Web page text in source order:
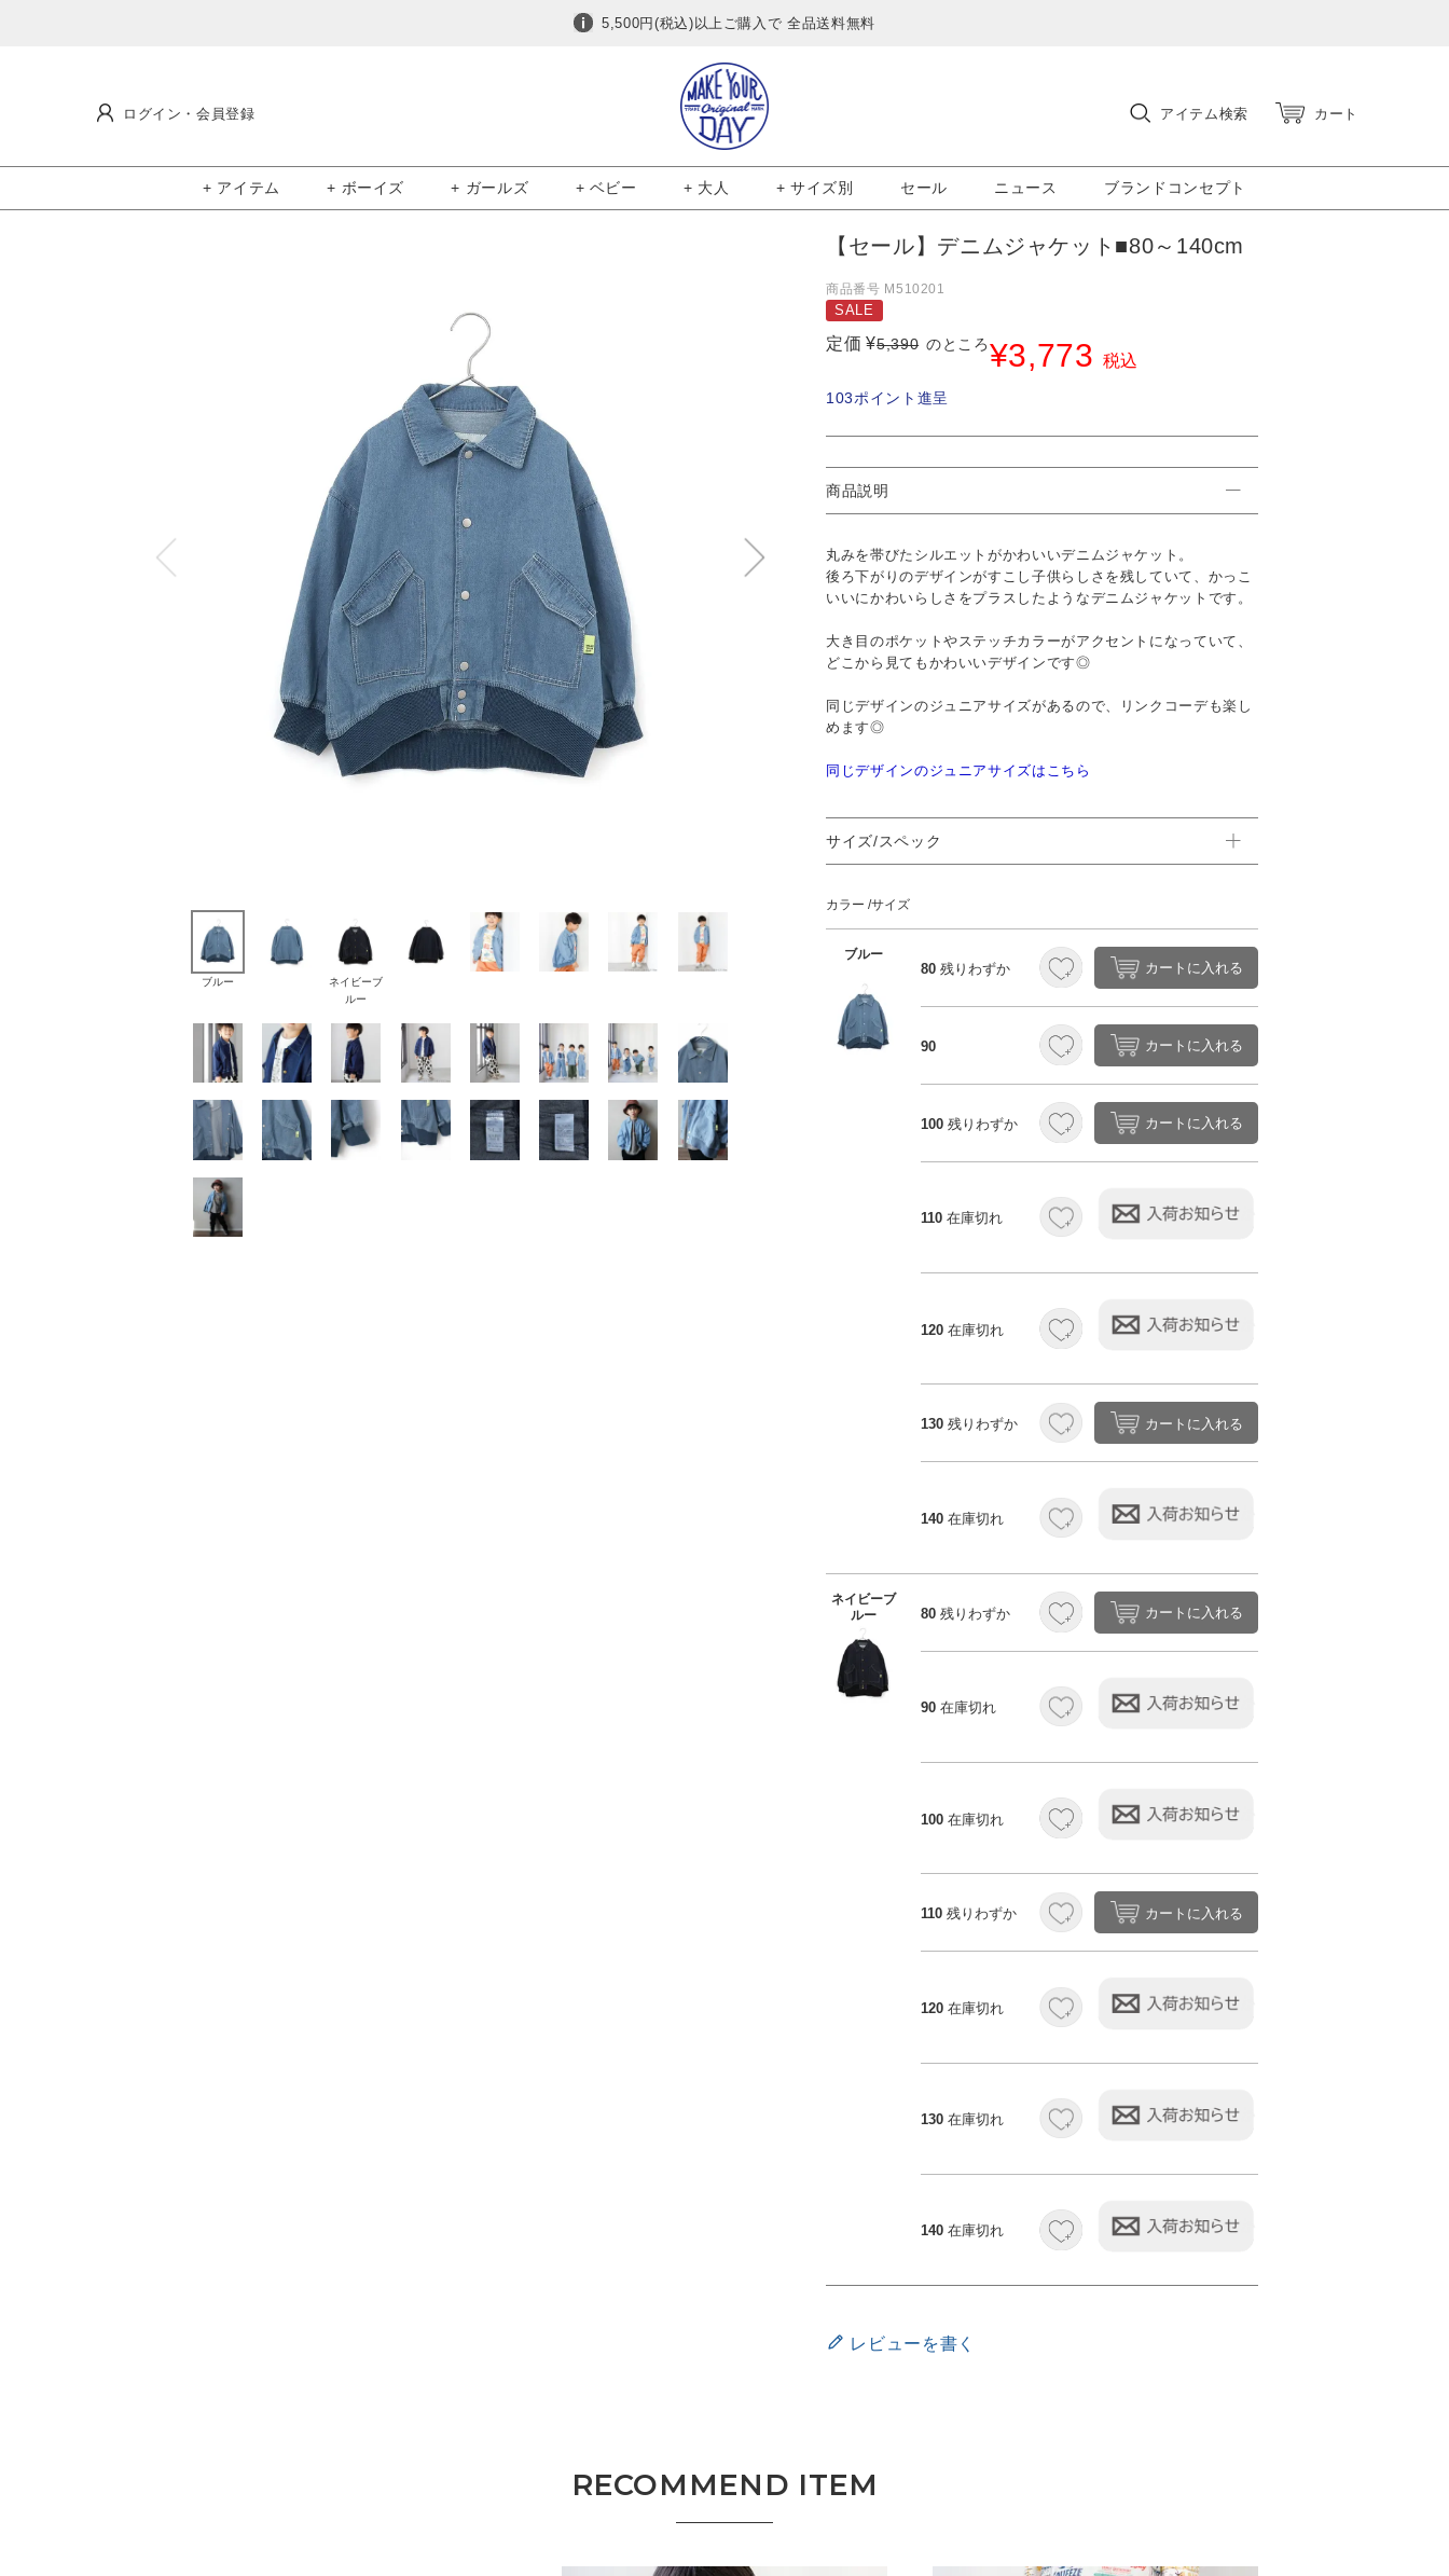
5,500円(税込)以上ご購入で 全品送料無料
アイテム検索
ログイン・会員登録 カート
+ アイテム + ボーイズ + ガールズ + ベビー + 大人 + サイズ別 セール ニュース ブランドコンセプト
ブルー
ネイビーブ
ルー
【セール】デニムジャケット■80～140cm
商品番号 M510201
SALE
定価 ¥5,390 のところ¥3,773 税込
103ポイント進呈
商品説明
丸みを帯びたシルエットがかわいいデニムジャケット。
後ろ下がりのデザインがすこし子供らしさを残していて、かっこ
いいにかわいらしさをプラスしたようなデニムジャケットです。
大き目のポケットやステッチカラーがアクセントになっていて、
どこから見てもかわいいデザインです◎
同じデザインのジュニアサイズがあるので、リンクコーデも楽し
めます◎
同じデザインのジュニアサイズはこちら
サイズ/スペック
カラー サイズ
ブルー
80 残りわずか カートに入れる
90 カートに入れる
100 残りわずか カートに入れる
110 在庫切れ
120 在庫切れ
130 残りわずか カートに入れる
140 在庫切れ
ネイビーブ
ルー
80 残りわずか カートに入れる
90 在庫切れ
100 在庫切れ
110 残りわずか カートに入れる
120 在庫切れ
130 在庫切れ
140 在庫切れ
レビューを書く